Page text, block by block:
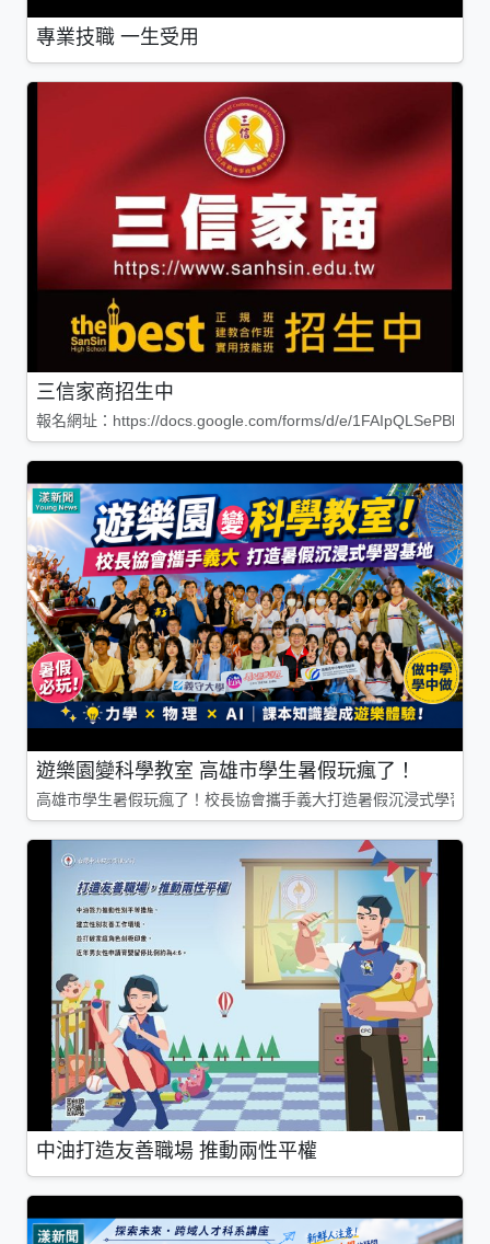
專業技職 一生受用
三信家商招生中
報名網址：https://docs.google.com/forms/d/e/
遊樂園變科學教室 高雄市學生暑假玩瘋了！
高雄市學生暑假玩瘋了！校長協會攜手義大打造暑假沉浸式學習基
中油打造友善職場 推動兩性平權